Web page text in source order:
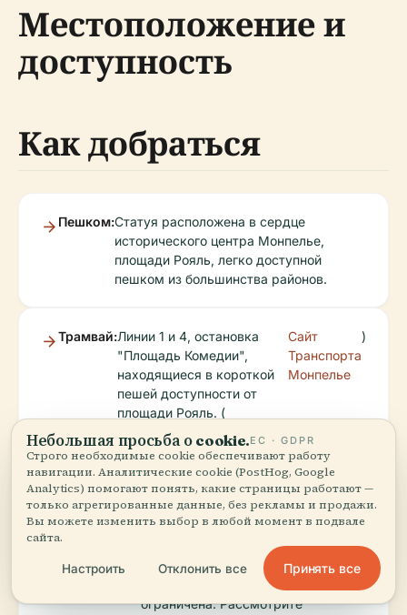
Местоположение и
доступность
Как добраться
Пешком:Статуя расположена в сердце
исторического центра Монпелье,
площади Рояль, легко доступной
пешком из большинства районов.
Трамвай:Линии 1 и 4, остановка
"Площадь Комедии",
находящиеся в короткой
пешей доступности от
площади Рояль. (
Сайт
Транспорта
Монпелье
)
Автобус:Несколько автобусных линий
останавливаются рядом с площадью
Комедии, откуда можно дойти до
статуи.
Парковка в центре города
ограничена. Рассмотрите
Небольшая просьба о cookie.ЕС · GDPR
Строго необходимые cookie обеспечивают работу
навигации. Аналитические cookie (PostHog, Google
Analytics) помогают понять, какие страницы работают —
только агрегированные данные, без рекламы и продажи.
Вы можете изменить выбор в любой момент в подвале
сайта.
Настроить Отклонить все Принять все